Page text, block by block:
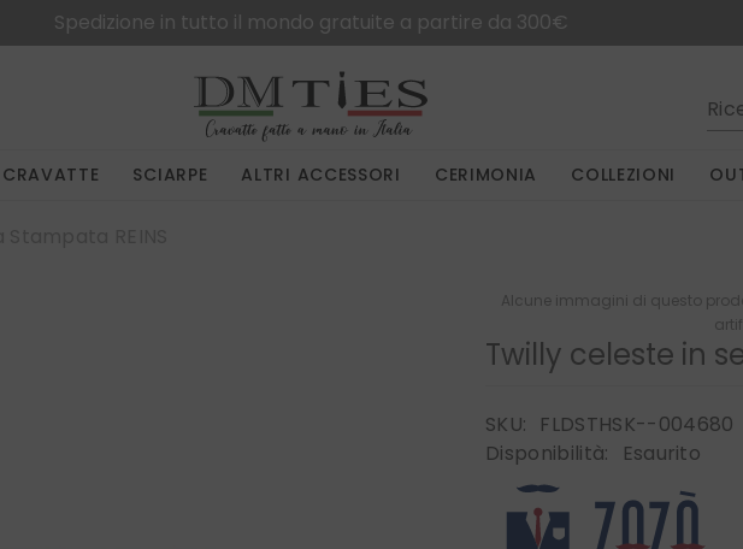
Spedizioni gratuite in Italia per ordini superiori a 50€
CRAVATTE SCIARPE ALTRI ACCESSORI CERIMONIA COLLEZIONI
Alcune immagini di questo
Twilly celeste in
SKU:
FLDSTHSK--004680
Disponibilità:
Esaurito